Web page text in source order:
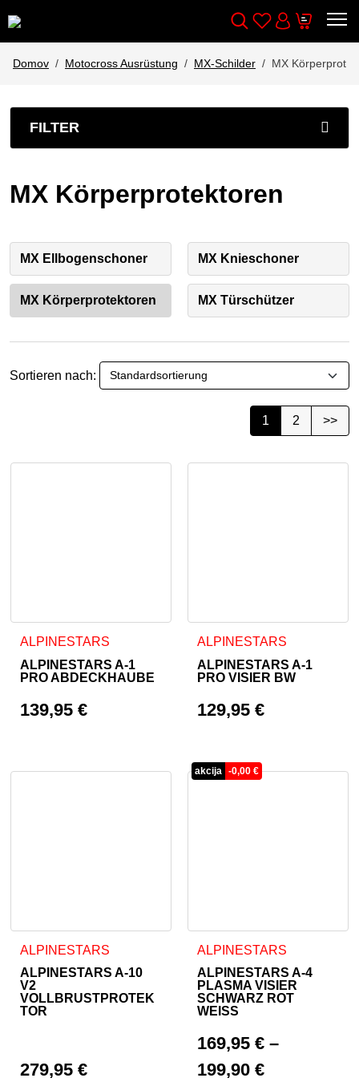
Wishlist
Cart
Domov Motocross Ausrüstung MX-Schilder MX
FILTER
MX Körperprotektoren
MX Ellbogenschoner MX Knieschoner
MX Körperprotektoren MX Türschützer
Sortieren nach:
1 2 >>
ALPINESTARS
ALPINESTARS A-1
PRO ABDECKHAUBE
139,95€
Dieses Produkt weist mehrere Varianten auf. Die
ALPINESTARS
ALPINESTARS A-1
PRO VISIER BW
129,95 €
Dieses Produkt weist
ALPINESTARS
ALPINESTARS A-10
V2
VOLLBRUSTPROTEK
TOR
279,95€
Dieses Produkt weist mehrere Varianten auf. Die
akcija -0,00 €
ALPINESTARS
ALPINESTARS A-4
PLASMA VISIER
SCHWARZ ROT
WEISS
169,95 € –
199,90 €
Dieses Produkt weist